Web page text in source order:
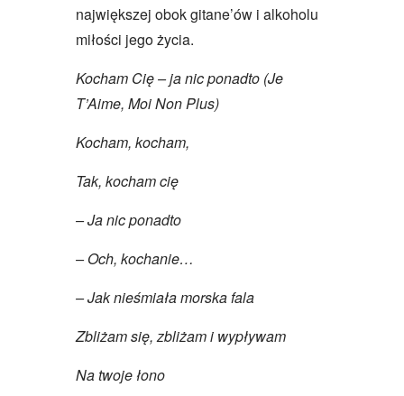
największej obok gitane’ów i alkoholu
miłości jego życia.
Kocham Cię – ja nic ponadto (Je
T’Aime, Moi Non Plus)
Kocham, kocham,
Tak, kocham cię
– Ja nic ponadto
– Och, kochanie…
– Jak nieśmiała morska fala
Zbliżam się, zbliżam i wypływam
Na twoje łono